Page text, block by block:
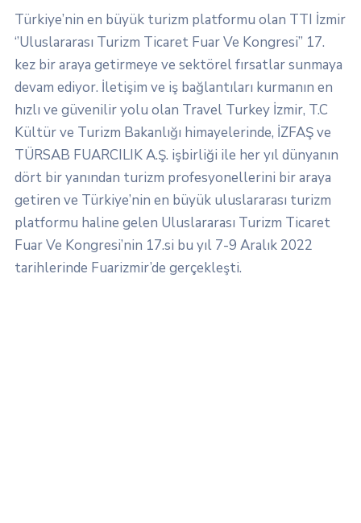
Türkiye’nin en büyük turizm platformu olan TTI İzmir
‘’Uluslararası Turizm Ticaret Fuar Ve Kongresi’’ 17.
kez bir araya getirmeye ve sektörel fırsatlar sunmaya
devam ediyor. İletişim ve iş bağlantıları kurmanın en
hızlı ve güvenilir yolu olan Travel Turkey İzmir, T.C
Kültür ve Turizm Bakanlığı himayelerinde, İZFAŞ ve
TÜRSAB FUARCILIK A.Ş. işbirliği ile her yıl dünyanın
dört bir yanından turizm profesyonellerini bir araya
getiren ve Türkiye’nin en büyük uluslararası turizm
platformu haline gelen Uluslararası Turizm Ticaret
Fuar Ve Kongresi’nin 17.si bu yıl 7-9 Aralık 2022
tarihlerinde Fuarizmir’de gerçekleşti.